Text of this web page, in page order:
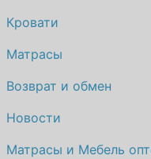
Кровати
Матрасы
Возврат и обмен
Новости
Матрасы и Мебель